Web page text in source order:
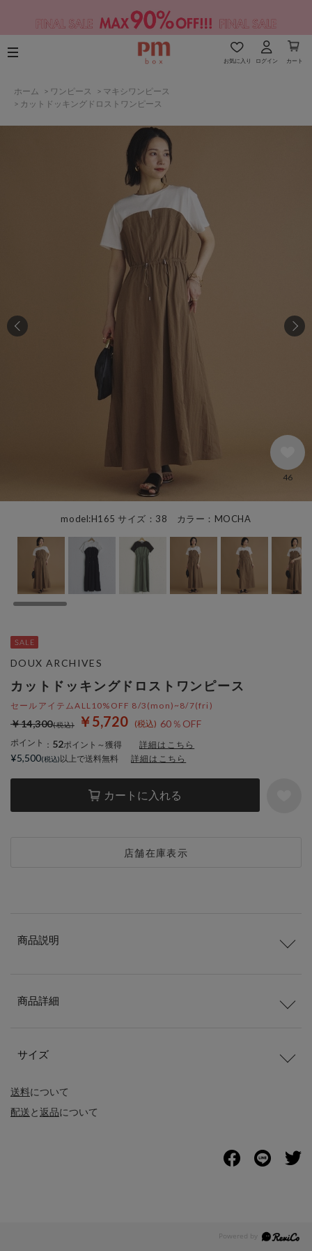
お気に入り ログイン カート
ホーム > ワンピース > マキシワンピース
> カットドッキングドロストワンピース
model:H165 サイズ：38 カラー：MOCHA
46
カットドッキングドロストワンピース
セールアイテムALL10%OFF 8/3(mon)~8/7(fri)
￥5,720 60％OFF
￥14,300
ポイント ： 52ポイント～獲得 詳細はこちら
カートに入れる
店舗在庫表示
DOUX ARCHIVES
¥5,500 以上で送料無料 詳細はこちら
送料について
配送と返品について
商品説明
商品詳細
サイズ